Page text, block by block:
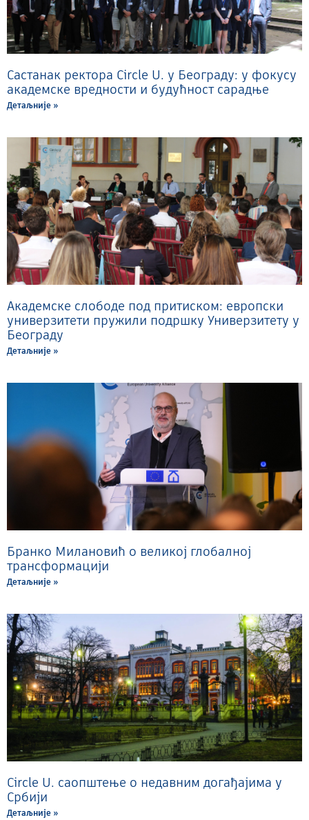
Састанак ректора Circle U. у Београду: у фокусу
академске вредности и будућност сарадње
Детаљније »
Академске слободе под притиском: европски
универзитети пружили подршку Универзитету у
Београду
Детаљније »
Бранко Милановић о великој глобалној
трансформацији
Детаљније »
Circle U. саопштење о недавним догађајима у
Србији
Детаљније »